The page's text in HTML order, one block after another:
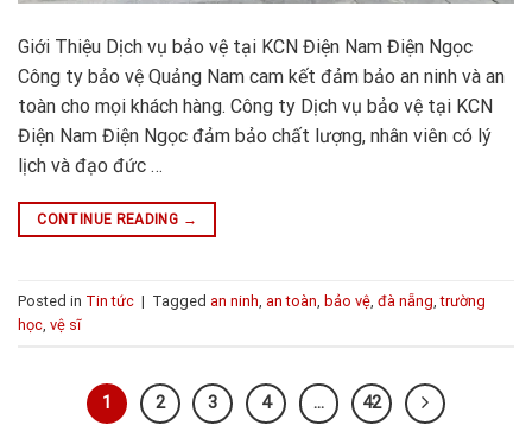
Giới Thiệu Dịch vụ bảo vệ tại KCN Điện Nam Điện Ngọc
Công ty bảo vệ Quảng Nam cam kết đảm bảo an ninh và an
toàn cho mọi khách hàng. Công ty Dịch vụ bảo vệ tại KCN
Điện Nam Điện Ngọc đảm bảo chất lượng, nhân viên có lý
lịch và đạo đức …
CONTINUE READING →
Posted in Tin tức | Tagged an ninh an toàn bảo vệ đà nẵng ,trường
học vệ sĩ
1 2 3 4 … 42